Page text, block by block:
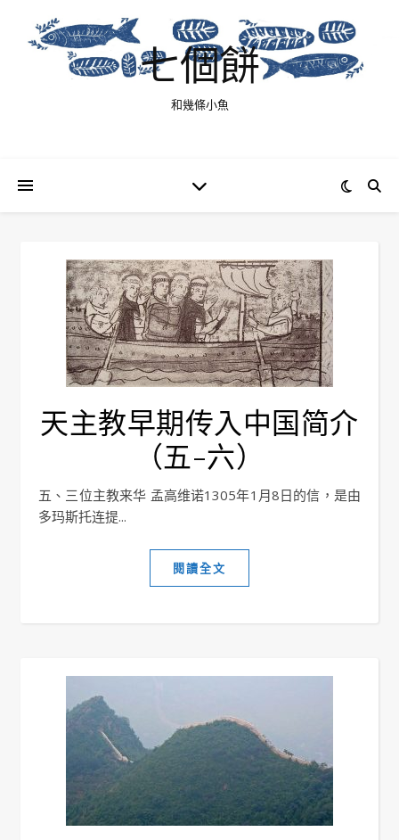
七個餅
和幾條小魚
天主教早期传入中国简介
（五-六）
五、三位主教来华 孟高维诺1305年1月8日的信，是由
多玛斯托连提...
閱讀全文